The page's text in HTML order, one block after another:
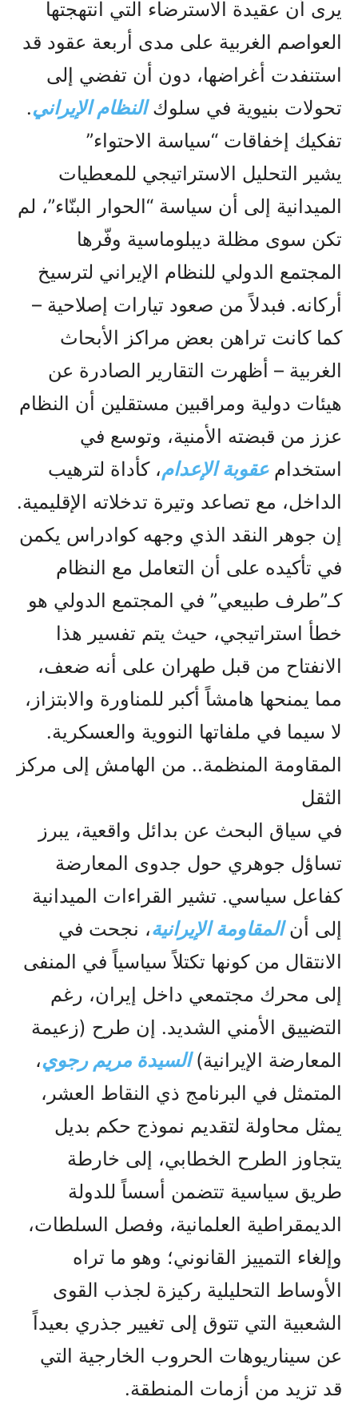
يرى أن عقيدة الاسترضاء التي انتهجتها
العواصم الغربية على مدى أربعة عقود قد
استنفدت أغراضها، دون أن تفضي إلى
تحولات بنيوية في سلوكالنظام الإيراني.
تفكيك إخفاقات “سياسة الاحتواء”
يشير التحليل الاستراتيجي للمعطيات
الميدانية إلى أن سياسة “الحوار البنّاء”، لم
تكن سوى مظلة ديبلوماسية وفّرها
المجتمع الدولي للنظام الإيراني لترسيخ
أركانه. فبدلاً من صعود تيارات إصلاحية –
كما كانت تراهن بعض مراكز الأبحاث
الغربية – أظهرت التقارير الصادرة عن
هيئات دولية ومراقبين مستقلين أن النظام
عزز من قبضته الأمنية، وتوسع في
استخدامعقوبة الإعدام، كأداة لترهيب
الداخل، مع تصاعد وتيرة تدخلاته الإقليمية.
إن جوهر النقد الذي وجهه كوادراس يكمن
في تأكيده على أن التعامل مع النظام
كـ”طرف طبيعي” في المجتمع الدولي هو
خطأ استراتيجي، حيث يتم تفسير هذا
الانفتاح من قبل طهران على أنه ضعف،
مما يمنحها هامشاً أكبر للمناورة والابتزاز،
لا سيما في ملفاتها النووية والعسكرية.
المقاومة المنظمة.. من الهامش إلى مركز
الثقل
في سياق البحث عن بدائل واقعية، يبرز
تساؤل جوهري حول جدوى المعارضة
كفاعل سياسي. تشير القراءات الميدانية
إلى أنالمقاومة الإيرانية، نجحت في
الانتقال من كونها تكتلاً سياسياً في المنفى
إلى محرك مجتمعي داخل إيران، رغم
التضييق الأمني الشديد. إن طرح (زعيمة
المعارضة الإيرانية)السیدة مريم رجوي،
المتمثل في البرنامج ذي النقاط العشر،
يمثل محاولة لتقديم نموذج حكم بديل
يتجاوز الطرح الخطابي، إلى خارطة
طريق سياسية تتضمن أسساً للدولة
الديمقراطية العلمانية، وفصل السلطات،
وإلغاء التمييز القانوني؛ وهو ما تراه
الأوساط التحليلية ركيزة لجذب القوى
الشعبية التي تتوق إلى تغيير جذري بعيداً
عن سيناريوهات الحروب الخارجية التي
قد تزيد من أزمات المنطقة.